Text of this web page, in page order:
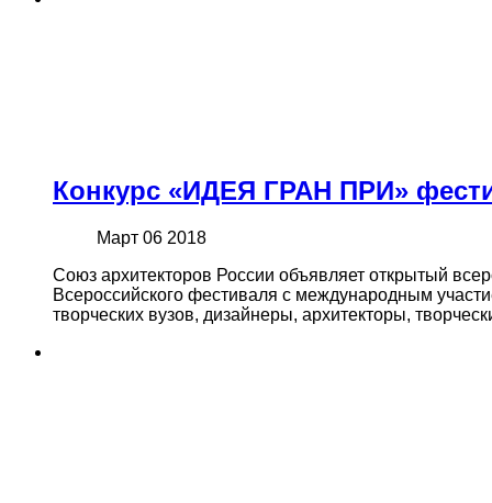
Конкурс «ИДЕЯ ГРАН ПРИ»
Март 06 2018
Союз архитекторов России объявляет открытый
Всероссийского фестиваля с международным
творческих вузов, дизайнеры, архитекторы,